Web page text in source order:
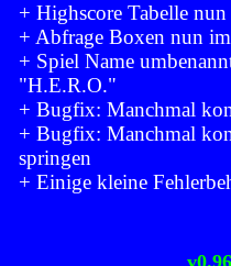
+ Highscore Tabelle
+ Abfrage Boxen nun
+ Spiel Name
"H.E.R.O."
+ Bugfix: Manchmal
+ Bugfix: Manchmal
springen
+ Einige kleine